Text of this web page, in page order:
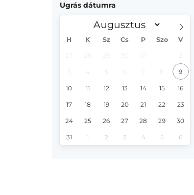
Ugrás dátumra
H K Sz Cs P Szo V
9
10 11 12 13 14 15 16
17 18 19 20 21 22 23
24 25 26 27 28 29 30
31 1 2 3 4 5 6